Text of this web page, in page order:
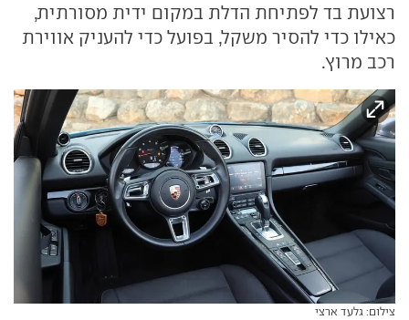
רצועת בד לפתיחת הדלת במקום ידית מסורתית,
כאילו כדי להסיר משקל, בפועל כדי להעניק אווירת
רכב מרוץ.
צילום: גלעד ארצי